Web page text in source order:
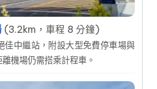
(3.2km，車程 8 分鐘)
佳中繼站，附設大型免費停車場與
機場仍需搭乘計程車。